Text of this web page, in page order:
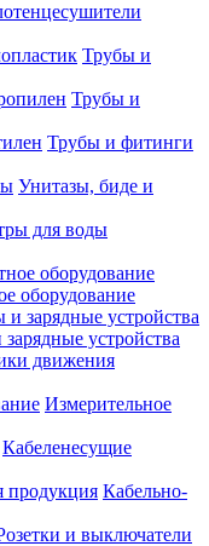
Трубы и
Трубы и
Трубы и фитинги
Унитазы, биде и
для воды
оборудование
устройства
движения
Измерительное
Кабеленесущие
Кабельно-
и выключатели